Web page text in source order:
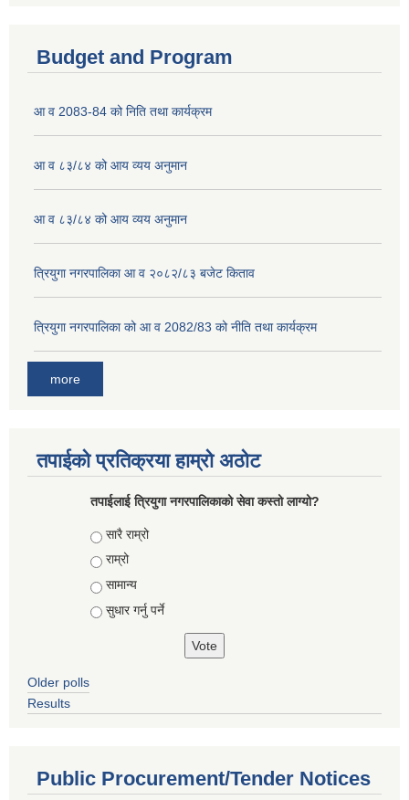
Budget and Program
आ व 2083-84 को निति तथा कार्यक्रम
आ व ८३/८४ को आय व्यय अनुमान
आ व ८३/८४ को आय व्यय अनुमान
त्रियुगा नगरपालिका आ व २०८२/८३ बजेट किताव
त्रियुगा नगरपालिका को आ व 2082/83 को नीति तथा कार्यक्रम
more
तपाईको प्रतिक्रया हाम्रो अठोट
तपाईलाई त्रियुगा नगरपालिकाको सेवा कस्तो लाग्यो?
Choices
सारै राम्रो
राम्रो
सामान्य
सुधार गर्नु पर्ने
Older polls
Results
Public Procurement/Tender Notices